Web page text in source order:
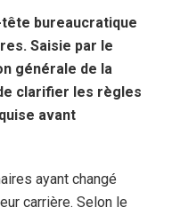
tête bureaucratique
Saisie par le
générale de la
clarifier les règles
avant
ayant changé
carrière. Selon le